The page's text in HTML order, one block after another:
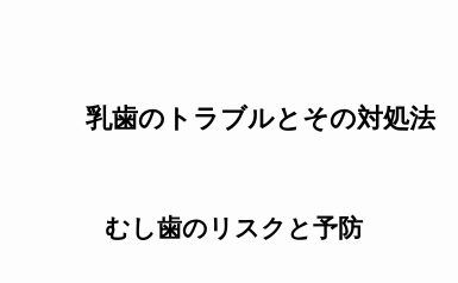
乳歯のトラブルとその対処法
むし歯のリスクと予防